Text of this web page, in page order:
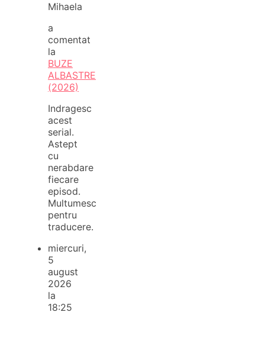
Mihaela
a
comentat
la
BUZE
ALBASTRE
(2026)
Indragesc
acest
serial.
Astept
cu
nerabdare
fiecare
episod.
Multumesc
pentru
traducere.
miercuri,
5
august
2026
la
18:25